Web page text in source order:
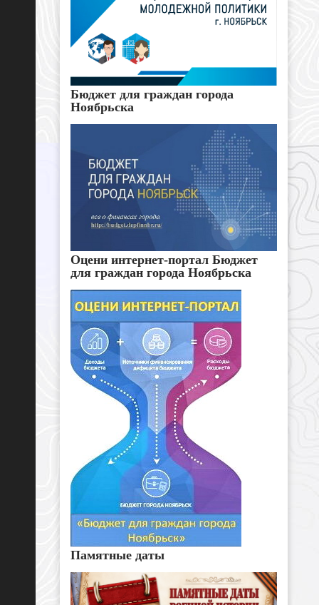
Бюджет для граждан города
Ноябрьска
Оцени интернет-портал Бюджет
для граждан города Ноябрьска
Памятные даты